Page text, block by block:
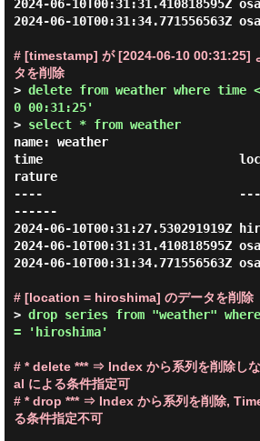
2024-06-10T00:31:31.410818595Z
2024-06-10T00:31:34.771556563Z
# [timestamp] が [2024-06-10 00:31:25]
タを削除
> delete from weather where time
0 00:31:25'
> select * from weather
name: weather
time
rature
----
------
2024-06-10T00:31:27.530291919Z
2024-06-10T00:31:31.410818595Z
2024-06-10T00:31:34.771556563Z
# [location = hiroshima] のデータを削除
> drop series from "weather"
= 'hiroshima'
# * delete *** ⇒ Index から系列を削除し
al による条件指定可
# * drop *** ⇒ Index から系列を削除,
る条件指定不可